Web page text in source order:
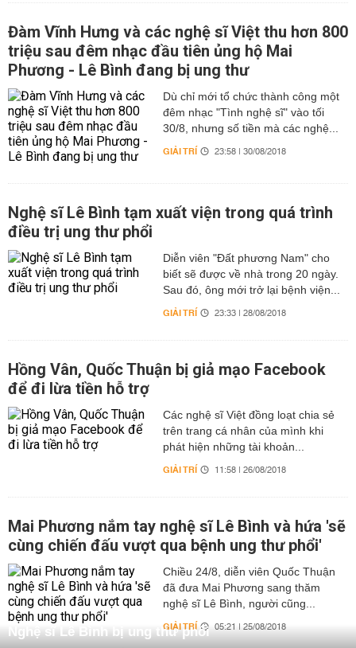
Đàm Vĩnh Hưng và các nghệ sĩ Việt thu hơn 800
triệu sau đêm nhạc đầu tiên ủng hộ Mai
Phương - Lê Bình đang bị ung thư
Dù chỉ mới tổ chức thành công một
đêm nhạc "Tình nghệ sĩ" vào tối
30/8, nhưng số tiền mà các nghệ...
GIẢI TRÍ 23:58 | 30/08/2018
Nghệ sĩ Lê Bình tạm xuất viện trong quá trình
điều trị ung thư phổi
Diễn viên "Đất phương Nam" cho
biết sẽ được về nhà trong 20 ngày.
Sau đó, ông mới trở lại bệnh viện...
GIẢI TRÍ 23:33 | 28/08/2018
Hồng Vân, Quốc Thuận bị giả mạo Facebook
để đi lừa tiền hỗ trợ
Các nghệ sĩ Việt đồng loạt chia sẻ
trên trang cá nhân của mình khi
phát hiện những tài khoản...
GIẢI TRÍ 11:58 | 26/08/2018
Mai Phương nắm tay nghệ sĩ Lê Bình và hứa 'sẽ
cùng chiến đấu vượt qua bệnh ung thư phổi'
Chiều 24/8, diễn viên Quốc Thuận
đã đưa Mai Phương sang thăm
nghệ sĩ Lê Bình, người cũng...
GIẢI TRÍ 05:21 | 25/08/2018
Nghệ sĩ Lê Bình bị ung thư phổi